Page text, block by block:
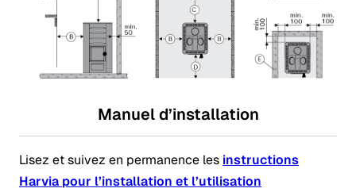
Manuel d’installation
Lisez et suivez en permanence les instructions
Harvia pour l’installation et l’utilisation